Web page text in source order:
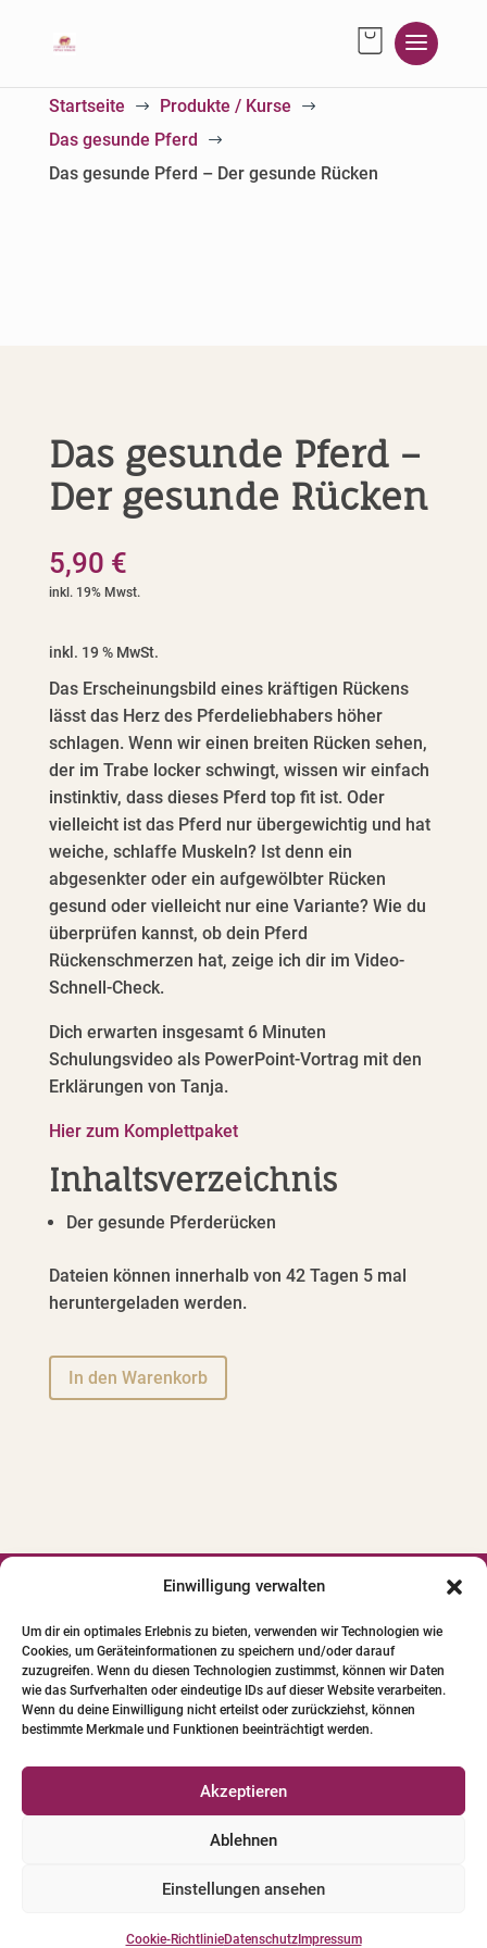
Einwilligung verwalten
Um dir ein optimales Erlebnis zu bieten, verwenden wir Technologien wie
Cookies, um Geräteinformationen zu speichern und/oder darauf
zuzugreifen. Wenn du diesen Technologien zustimmst, können wir Daten
wie das Surfverhalten oder eindeutige IDs auf dieser Website verarbeiten.
Wenn du deine Einwilligung nicht erteilst oder zurückziehst, können
bestimmte Merkmale und Funktionen beeinträchtigt werden.
Akzeptieren
Ablehnen
Einstellungen ansehen
Cookie-RichtlinieDatenschutzImpressum
Startseite $ Produkte / Kurse $
Das gesunde Pferd $
Das gesunde Pferd – Der gesunde Rücken
Das gesunde Pferd –
Der gesunde Rücken
5,90 €
inkl. 19 % MwSt.
Das Erscheinungsbild eines kräftigen Rückens
lässt das Herz des Pferdeliebhabers höher
schlagen. Wenn wir einen breiten Rücken sehen,
der im Trabe locker schwingt, wissen wir einfach
instinktiv, dass dieses Pferd top fit ist. Oder
vielleicht ist das Pferd nur übergewichtig und hat
weiche, schlaffe Muskeln? Ist denn ein
abgesenkter oder ein aufgewölbter Rücken
gesund oder vielleicht nur eine Variante? Wie du
überprüfen kannst, ob dein Pferd
Rückenschmerzen hat, zeige ich dir im Video-
Schnell-Check.
Dich erwarten insgesamt 6 Minuten
Schulungsvideo als PowerPoint-Vortrag mit den
Erklärungen von Tanja.
Hier zum Komplettpaket
Inhaltsverzeichnis
Der gesunde Pferderücken
Dateien können innerhalb von 42 Tagen 5 mal
heruntergeladen werden.
In den Warenkorb
A
t
i
e
:

© 2024 INSTITUT FÜR PFERDE-
PHYSIOTHERAPIE GBR. Alle Bilder und Texte
unterliegen dem Urheberrecht.
Versicherungen für Pferde-Physio-Therapeuten